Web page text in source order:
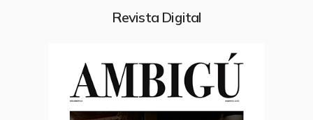
Revista Digital